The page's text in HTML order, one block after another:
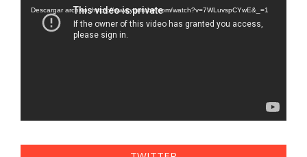
vídeo
Descargar archivo: https://www.youtube.com/watch?v=7WLuvspCYwE&_=1